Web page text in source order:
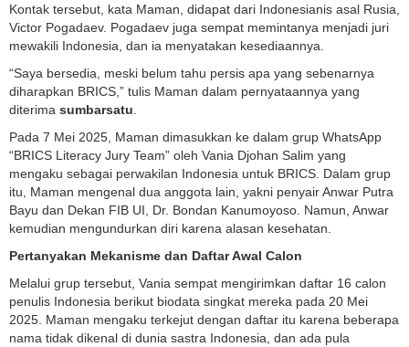
Kontak tersebut, kata Maman, didapat dari Indonesianis asal Rusia,
Victor Pogadaev. Pogadaev juga sempat memintanya menjadi juri
mewakili Indonesia, dan ia menyatakan kesediaannya.
“Saya bersedia, meski belum tahu persis apa yang sebenarnya
diharapkan BRICS,” tulis Maman dalam pernyataannya yang
diterima sumbarsatu.
Pada 7 Mei 2025, Maman dimasukkan ke dalam grup WhatsApp
“BRICS Literacy Jury Team” oleh Vania Djohan Salim yang
mengaku sebagai perwakilan Indonesia untuk BRICS. Dalam grup
itu, Maman mengenal dua anggota lain, yakni penyair Anwar Putra
Bayu dan Dekan FIB UI, Dr. Bondan Kanumoyoso. Namun, Anwar
kemudian mengundurkan diri karena alasan kesehatan.
Pertanyakan Mekanisme dan Daftar Awal Calon
Melalui grup tersebut, Vania sempat mengirimkan daftar 16 calon
penulis Indonesia berikut biodata singkat mereka pada 20 Mei
2025. Maman mengaku terkejut dengan daftar itu karena beberapa
nama tidak dikenal di dunia sastra Indonesia, dan ada pula